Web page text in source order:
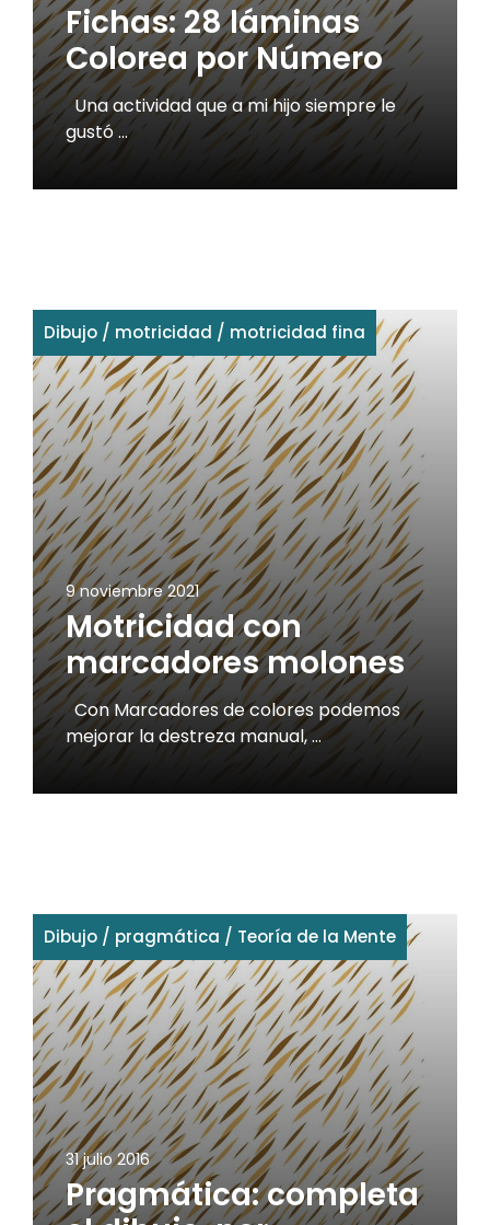
Fichas: 28 láminas
Colorea por Número
Una actividad que a mi hijo siempre le
gustó …
Dibujo / motricidad / motricidad fina
9 noviembre 2021
Motricidad con
marcadores molones
Con Marcadores de colores podemos
mejorar la destreza manual, …
Dibujo / pragmática / Teoría de la Mente
31 julio 2016
Pragmática: completa